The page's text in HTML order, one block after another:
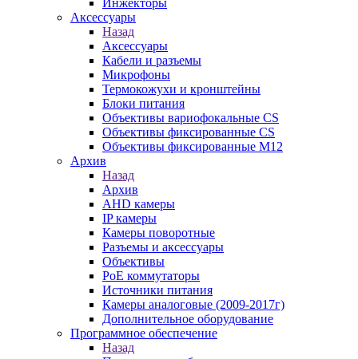
Инжекторы
Аксессуары
Назад
Аксессуары
Кабели и разъемы
Микрофоны
Термокожухи и кронштейны
Блоки питания
Объективы вариофокальные CS
Объективы фиксированные CS
Объективы фиксированные М12
Архив
Назад
Архив
AHD камеры
IP камеры
Камеры поворотные
Разъемы и аксессуары
Объективы
PoE коммутаторы
Источники питания
Камеры аналоговые (2009-2017г)
Дополнительное оборудование
Программное обеспечение
Назад